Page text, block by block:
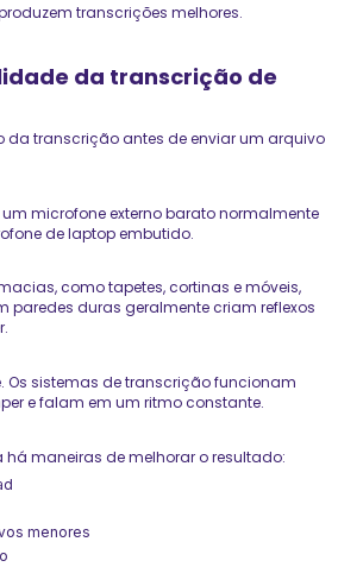
transcrições melhores.
da transcrição de
da transcrição antes de enviar um arquivo
microfone externo barato normalmente
de laptop embutido.
como tapetes, cortinas e móveis,
duras geralmente criam reflexos
sistemas de transcrição funcionam
e falam em um ritmo constante.
maneiras de melhorar o resultado:
menores